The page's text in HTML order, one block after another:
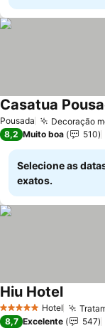
Pousada Decoração
Casatua
8,2 Muito boa 510
Selecione as
exatos.
5 Estrelas Hotel
Hiu Hotel
8,7 Excelente 547